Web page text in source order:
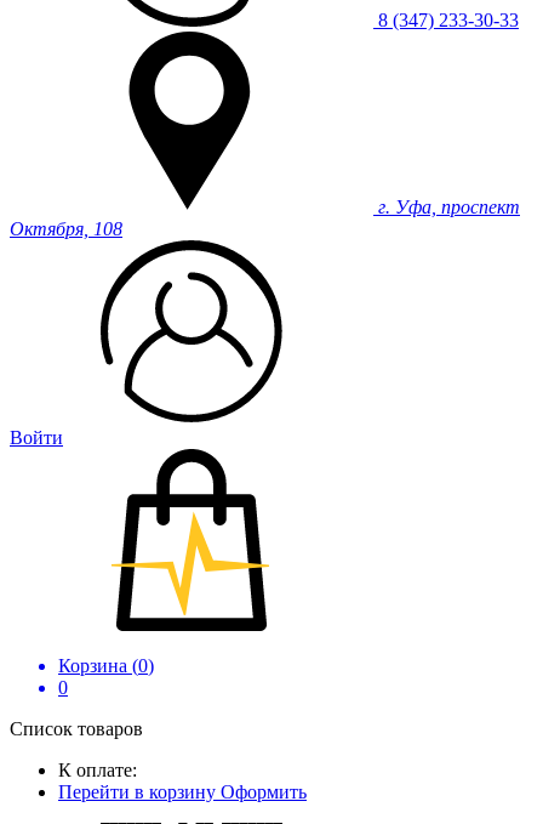
8 (347) 233-30-33
г. Уфа, проспект
Октября, 108
Войти
Корзина (0)
0
Список товаров
К оплате:
Перейти в корзину Оформить